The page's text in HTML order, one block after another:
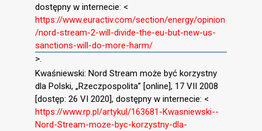
dostępny w internecie: <
https://www.euractiv.com/section/energy/opinion
/nord-stream-2-will-divide-the-eu-but-new-us-
sanctions-will-do-more-harm/
>.
Kwaśniewski: Nord Stream może być korzystny
dla Polski, „Rzeczpospolita” [online], 17 VII 2008
[dostęp: 26 VI 2020], dostępny w internecie: <
https://www.rp.pl/artykul/163681-Kwasniewski--
Nord-Stream-moze-byc-korzystny-dla-